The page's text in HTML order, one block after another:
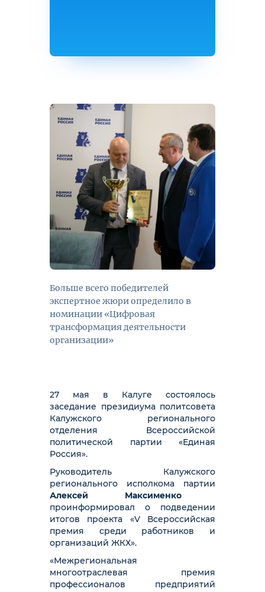
Больше всего победителей
экспертное жюри определило в
номинации «Цифровая
трансформация деятельности
организации»
27 мая в Калуге состоялось
заседание президиума политсовета
Калужского регионального
отделения Всероссийской
политической партии «Единая
Россия».
Руководитель Калужского
регионального исполкома партии
Алексей Максименко
проинформировал о подведении
итогов проекта «V Всероссийская
премия среди работников и
организаций ЖКХ».
«Межрегиональная
многоотраслевая премия
профессионалов предприятий